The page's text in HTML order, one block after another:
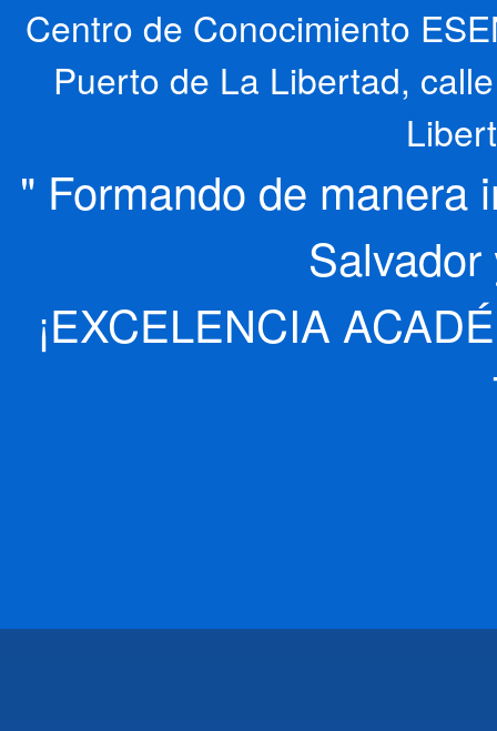
Centro de Conocimiento
Puerto de La Libertad,
" Formando de manera
¡EXCELENCIA